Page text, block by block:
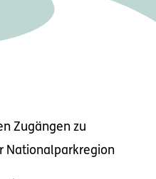
zu
Nationalparkregion